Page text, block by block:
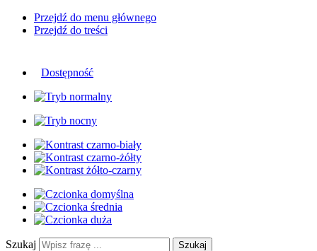
Przejdź do menu głównego
Przejdź do treści
Dostępność
Szukaj Szukaj